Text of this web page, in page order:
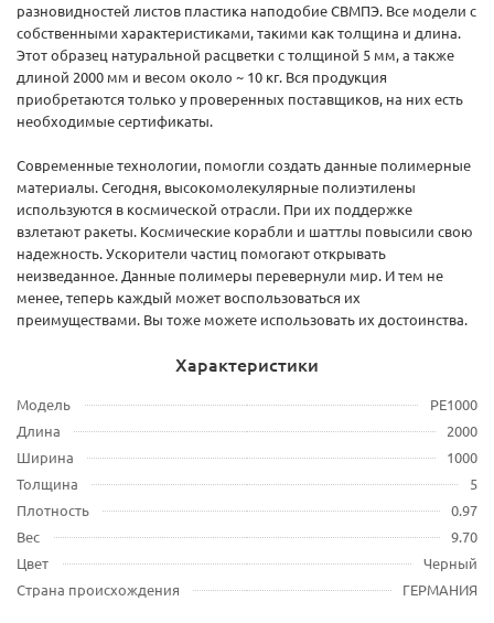
разновидностей листов пластика наподобие СВМПЭ. Все модели с
собственными характеристиками, такими как толщина и длина.
Этот образец натуральной расцветки с толщиной 5 мм, а также
длиной 2000 мм и весом около ~ 10 кг. Вся продукция
приобретаются только у проверенных поставщиков, на них есть
необходимые сертификаты.
Современные технологии, помогли создать данные полимерные
материалы. Сегодня, высокомолекулярные полиэтилены
используются в космической отрасли. При их поддержке
взлетают ракеты. Космические корабли и шаттлы повысили свою
надежность. Ускорители частиц помогают открывать
неизведанное. Данные полимеры перевернули мир. И тем не
менее, теперь каждый может воспользоваться их
преимуществами. Вы тоже можете использовать их достоинства.
Характеристики
Модель
PE1000
Длина
2000
Ширина
1000
Толщина
5
Плотность
0.97
Вес
9.70
Цвет
Черный
Страна происхождения
ГЕРМАНИЯ